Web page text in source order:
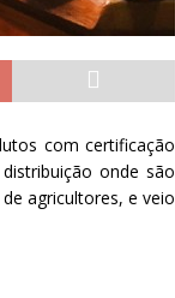
com certificação
onde são
agricultores, e veio